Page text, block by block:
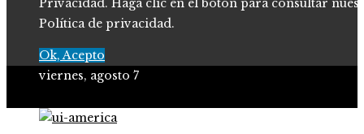
Privacidad. Haga clic en el botón para consultar
Política de privacidad.
Ok, Acepto
viernes, agosto 7
Quiénes somos